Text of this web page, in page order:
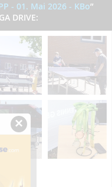
- 01. Mai 2026 - KBo”
DRIVE:
×